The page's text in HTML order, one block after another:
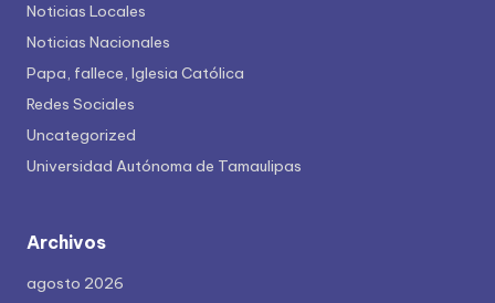
Noticias Locales
Noticias Nacionales
Papa, fallece, Iglesia Católica
Redes Sociales
Uncategorized
Universidad Autónoma de Tamaulipas
Archivos
agosto 2026